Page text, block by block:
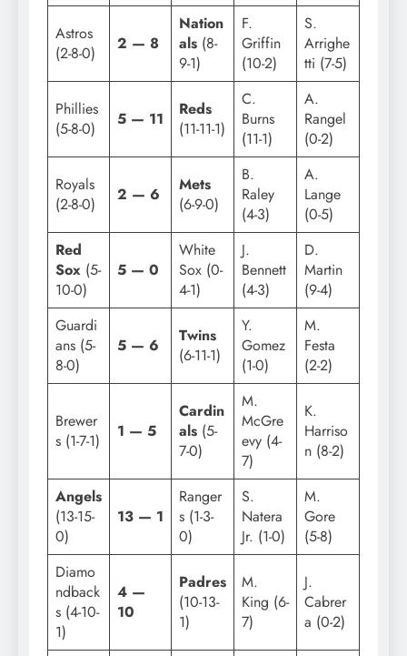
Astros
(2-8-0)
2 — 8
Nation
als (8-
9-1)
F.
Griffin
(10-2)
S.
Arrighe
tti (7-5)
Phillies
(5-8-0)
5 — 11
Reds
(11-11-1)
C.
Burns
(11-1)
A.
Rangel
(0-2)
Royals
(2-8-0)
2 — 6
Mets
(6-9-0)
B.
Raley
(4-3)
A.
Lange
(0-5)
Red
Sox (5-
10-0)
5 — 0
White
Sox (0-
4-1)
J.
Bennett
(4-3)
D.
Martin
(9-4)
Guardi
ans (5-
8-0)
5 — 6
Twins
(6-11-1)
Y.
Gomez
(1-0)
M.
Festa
(2-2)
Brewer
s (1-7-1)
1 — 5
Cardin
als (5-
7-0)
M.
McGre
evy (4-
7)
K.
Harriso
n (8-2)
Angels
(13-15-
0)
13 — 1
Ranger
s (1-3-
0)
S.
Natera
Jr. (1-0)
M.
Gore
(5-8)
Diamo
ndback
s (4-10-
1)
4 —
10
Padres
(10-13-
1)
M.
King (6-
7)
J.
Cabrer
a (0-2)